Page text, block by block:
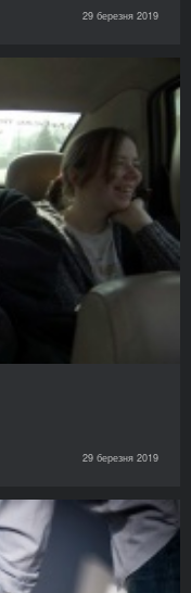
29 березня 2019
29 березня 2019